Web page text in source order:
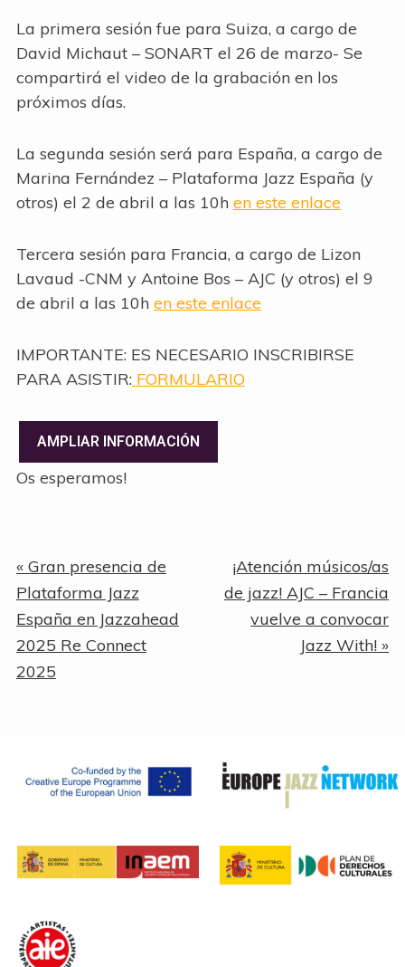
La primera sesión fue para Suiza, a cargo de
David Michaut – SONART el 26 de marzo- Se
compartirá el video de la grabación en los
próximos días.
La segunda sesión será para España, a cargo de
Marina Fernández – Plataforma Jazz España (y
otros) el 2 de abril a las 10h en este enlace
Tercera sesión para Francia, a cargo de Lizon
Lavaud -CNM y Antoine Bos – AJC (y otros) el 9
de abril a las 10h en este enlace
IMPORTANTE: ES NECESARIO INSCRIBIRSE
PARA ASISTIR:FORMULARIO
AMPLIAR INFORMACIÓN
Os esperamos!
Entrada
anterior:
« Gran presencia de
Plataforma Jazz
España en Jazzahead
2025 Re Connect
2025
Siguiente
entrada:
¡Atención músicos/as
de jazz! AJC – Francia
vuelve a convocar
Jazz With! »